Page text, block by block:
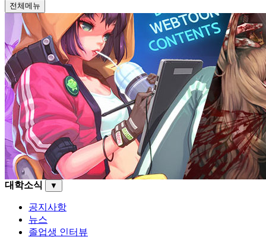
전체메뉴
대학소식 ▼
공지사항
뉴스
졸업생 인터뷰